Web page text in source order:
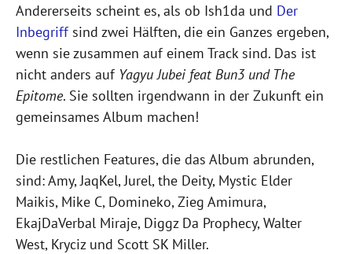
Andererseits scheint es, als ob Ish1da und Der
Inbegriffsind zwei Hälften, die ein Ganzes ergeben,
wenn sie zusammen auf einem Track sind. Das ist
nicht anders auf Yagyu Jubei feat Bun3 und The
Epitome. Sie sollten irgendwann in der Zukunft ein
gemeinsames Album machen!
Die restlichen Features, die das Album abrunden,
sind: Amy, JaqKel, Jurel, the Deity, Mystic Elder
Maikis, Mike C, Domineko, Zieg Amimura,
EkajDaVerbal Miraje, Diggz Da Prophecy, Walter
West, Kryciz und Scott SK Miller.